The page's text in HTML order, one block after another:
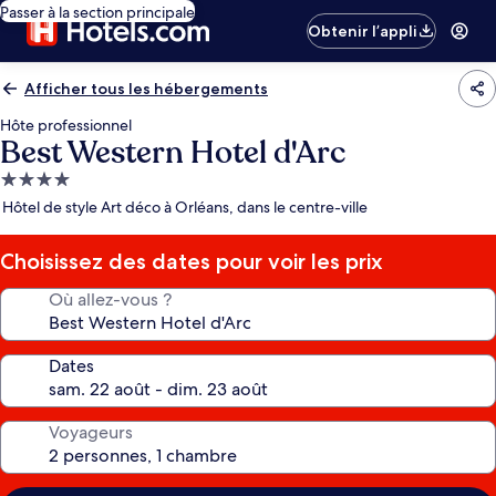
Passer à la section principale
Obtenir l’appli
Afficher tous les hébergements
Hôte professionnel
Best Western Hotel d'Arc
Hébergement
4.0 étoiles
Hôtel de style Art déco à Orléans, dans le centre-ville
Choisissez des dates pour voir les prix
Où allez-vous ?
Dates
Voyageurs